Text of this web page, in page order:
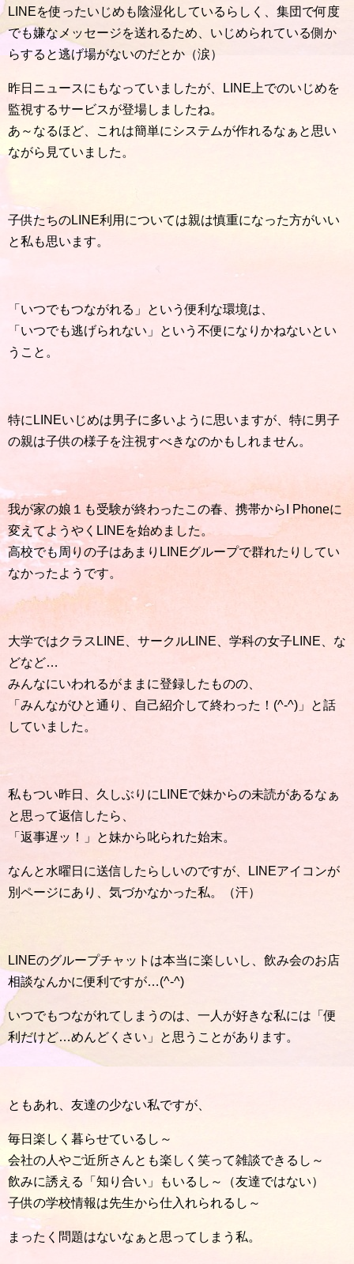
LINEを使ったいじめも陰湿化しているらしく、集団で何度
でも嫌なメッセージを送れるため、いじめられている側か
らすると逃げ場がないのだとか（涙）
昨日ニュースにもなっていましたが、LINE上でのいじめを
監視するサービスが登場しましたね。
あ～なるほど、これは簡単にシステムが作れるなぁと思い
ながら見ていました。
子供たちのLINE利用については親は慎重になった方がいい
と私も思います。
「いつでもつながれる」という便利な環境は、
「いつでも逃げられない」という不便になりかねないとい
うこと。
特にLINEいじめは男子に多いように思いますが、特に男子
の親は子供の様子を注視すべきなのかもしれません。
我が家の娘１も受験が終わったこの春、携帯からI Phoneに
変えてようやくLINEを始めました。
高校でも周りの子はあまりLINEグループで群れたりしてい
なかったようです。
大学ではクラスLINE、サークルLINE、学科の女子LINE、な
どなど…
みんなにいわれるがままに登録したものの、
「みんながひと通り、自己紹介して終わった！(^-^)」と話
していました。
私もつい昨日、久しぶりにLINEで妹からの未読があるなぁ
と思って返信したら、
「返事遅ッ！」と妹から叱られた始末。
なんと水曜日に送信したらしいのですが、LINEアイコンが
別ページにあり、気づかなかった私。（汗）
LINEのグループチャットは本当に楽しいし、飲み会のお店
相談なんかに便利ですが…(^-^)
いつでもつながれてしまうのは、一人が好きな私には「便
利だけど…めんどくさい」と思うことがあります。
ともあれ、友達の少ない私ですが、
毎日楽しく暮らせているし～
会社の人やご近所さんとも楽しく笑って雑談できるし～
飲みに誘える「知り合い」もいるし～（友達ではない）
子供の学校情報は先生から仕入れられるし～
まったく問題はないなぁと思ってしまう私。